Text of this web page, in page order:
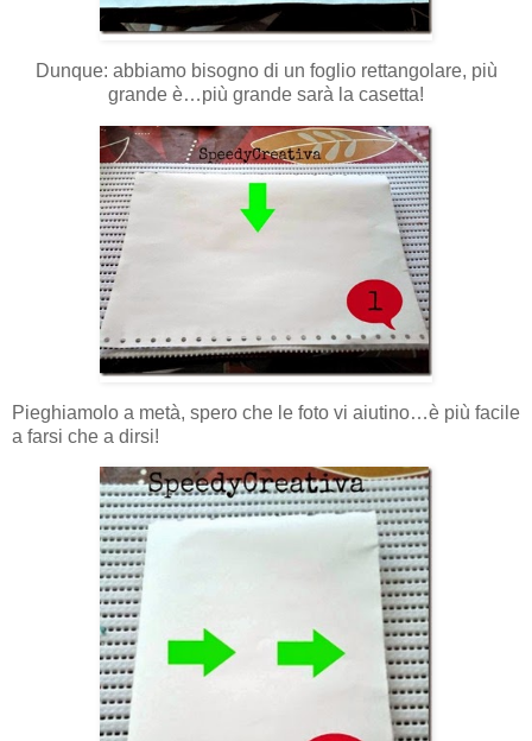
Dunque: abbiamo bisogno di un foglio rettangolare, più
grande è…più grande sarà la casetta!
Pieghiamolo a metà, spero che le foto vi aiutino…è più facile
a farsi che a dirsi!